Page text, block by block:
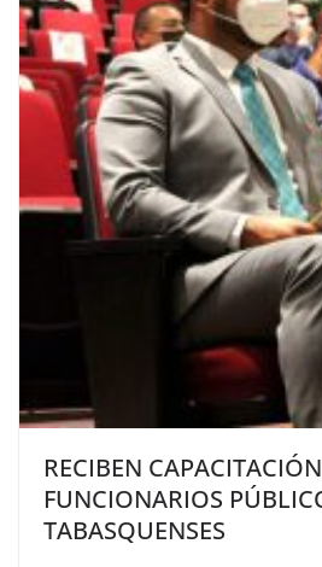
RECIBEN CAPACITACIÓN
FUNCIONARIOS
TABASQUENSES